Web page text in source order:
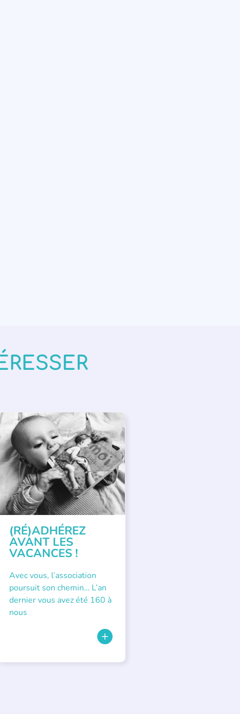
APPEL À SOUTIEN
(RÉ)ADHÉREZ
AVANT LES
VACANCES !
Avec vous, l’association
poursuit son chemin… L’an
dernier vous avez été 160 à
nous